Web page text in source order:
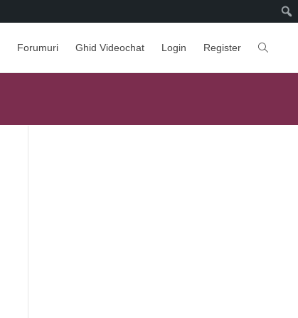
Forumuri Ghid Videochat Login Register